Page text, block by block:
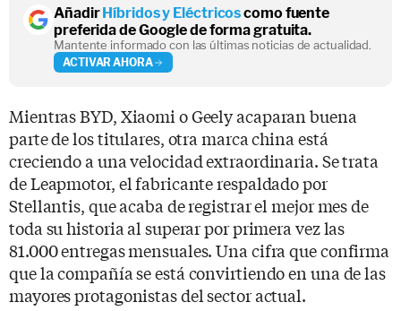
AñadirHíbridos y Eléctricoscomo fuente
preferida de Google de forma gratuita.
Mantente informado con las últimas noticias de actualidad.
ACTIVAR AHORA
Mientras BYD, Xiaomi o Geely acaparan buena
parte de los titulares, otra marca china está
creciendo a una velocidad extraordinaria. Se trata
de Leapmotor, el fabricante respaldado por
Stellantis, que acaba de registrar el mejor mes de
toda su historia al superar por primera vez las
81.000 entregas mensuales. Una cifra que confirma
que la compañía se está convirtiendo en una de las
mayores protagonistas del sector actual.